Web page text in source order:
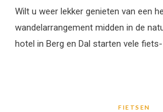
Wilt u weer lekker genieten van een
wandelarrangement midden in de
hotel in Berg en Dal starten vele
FIETSEN